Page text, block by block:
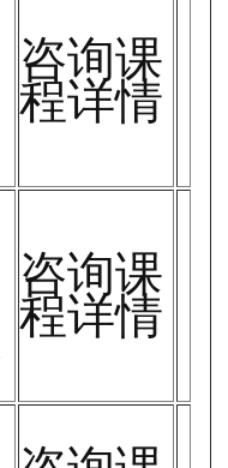
咨询课
程详情
咨询课
程详情